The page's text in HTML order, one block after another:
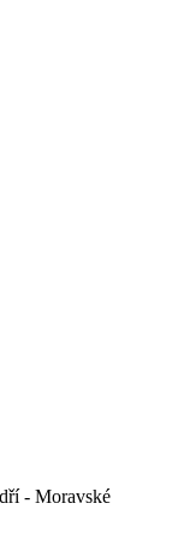
- Moravské